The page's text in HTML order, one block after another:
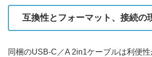
互換性とフォーマット、接続の
同梱のUSB‑C／A 2in1ケーブルは利便